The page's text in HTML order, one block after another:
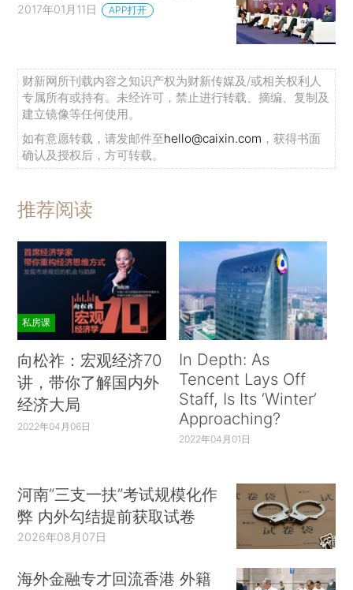
2017年01月11日 APP打开
财新网所刊载内容之知识产权为财新传媒及/或相关权利人
专属所有或持有。未经许可，禁止进行转载、摘编、复制及
建立镜像等任何使用。
如有意愿转载，请发邮件至hello@caixin.com ，获得书面
确认及授权后，方可转载。
推荐阅读
私房课
向松祚：宏观经济70
讲，带你了解国内外
经济大局
2022年04月06日
In Depth: As
Tencent Lays Off
Staff, Is Its ‘Winter’
Approaching?
2022年04月01日
河南“三支一扶”考试规模化作
弊 内外勾结提前获取试卷
2026年08月07日
海外金融专才回流香港 外籍